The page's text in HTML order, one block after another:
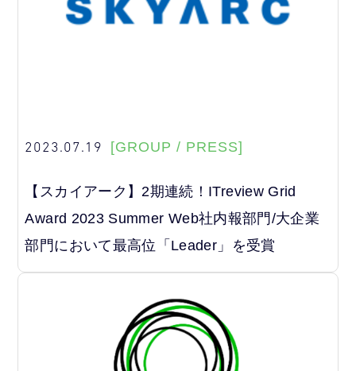
2023.07.19 [GROUP / PRESS]
【スカイアーク】2期連続！ITreview Grid
Award 2023 Summer Web社内報部門/大企業
部門において最高位「Leader」を受賞